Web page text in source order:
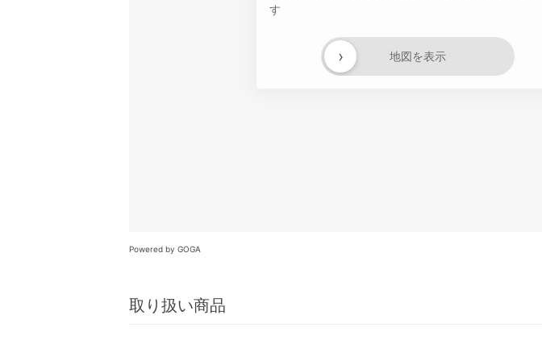
す
地図を表示
›
Powered by GOGA
取り扱い商品